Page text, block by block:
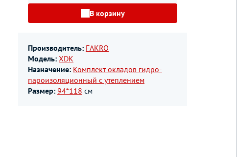
В корзину
Производитель: FAKRO
Модель: XDK
Назначение: Комплект окладов гидро-
пароизоляционный c утеплением
Размер: 94*118 см